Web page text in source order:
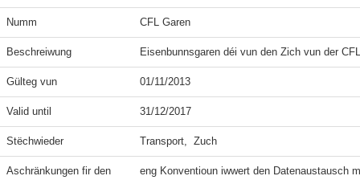
Numm CFL Garen
Beschreiwung Eisenbunnsgaren déi vun den Zich vun der
Gülteg vun 01/11/2013
Valid until 31/12/2017
Stëchwieder Transport,  Zuch
Aschränkungen fir den
eng Konventioun iwwert den Datenaustausch